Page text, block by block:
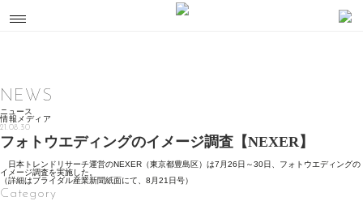
NEWS
ニュース
情報メディア
21.08.30
フォトウエディングのイメージ調査【NEXER】
日本トレンドリサーチ運営のNEXER（東京都豊島区）は7月26日～30日、フォトウエディングの
イメージ調査を実施した。
（詳細はブライダル産業新聞紙面にて、8月21日号）
Category